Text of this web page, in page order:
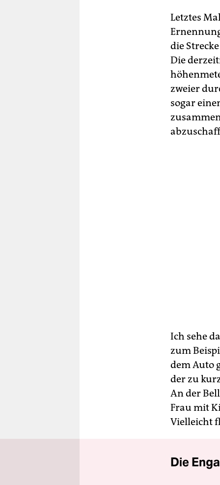
Letztes
die
Die
zweier
sogar
Ich sehe
zum
dem Auto
der zu
An der
Frau mit
Vielleicht
Die